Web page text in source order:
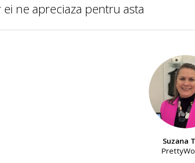
ne apreciaza pentru asta
Suzana